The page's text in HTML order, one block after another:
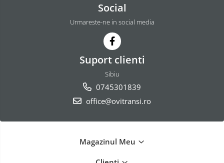
Social
Urmareste-ne in social media
Suport clienti
Sibiu
0745301839
office@ovitransi.ro
Magazinul Meu